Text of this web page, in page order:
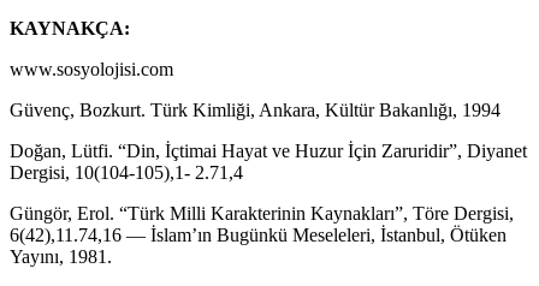
KAYNAKÇA:
www.sosyolojisi.com
Güvenç, Bozkurt. Türk Kimliği, Ankara, Kültür Bakanlığı, 1994
Doğan, Lütfi. “Din, İçtimai Hayat ve Huzur İçin Zaruridir”, Diyanet
Dergisi, 10(104-105),1- 2.71,4
Güngör, Erol. “Türk Milli Karakterinin Kaynakları”, Töre Dergisi,
6(42),11.74,16 — İslam’ın Bugünkü Meseleleri, İstanbul, Ötüken
Yayını, 1981.